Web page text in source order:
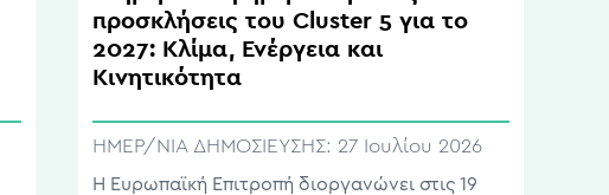
προσκλήσεις του Cluster 5 για το
2027: Κλίμα, Ενέργεια και
Κινητικότητα
ΗΜΕΡ/ΝΙΑ ΔΗΜΟΣΙΕΥΣΗΣ: 27 Ιουλίου 2026
Η Ευρωπαϊκή Επιτροπή διοργανώνει στις 19